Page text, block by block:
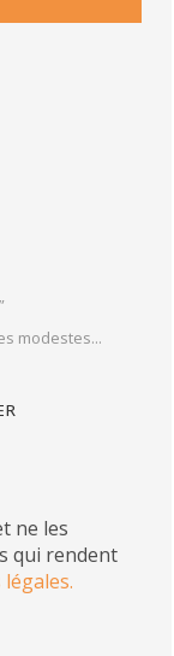
modestes...
ne les
qui rendent